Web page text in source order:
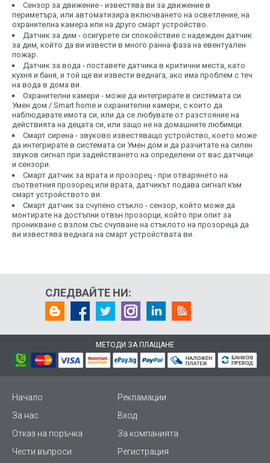
Сензор за движение - известява ви за движение в
периметъра, или автоматизира включването на осветление, на
охранителна камера или на друго смарт устройство.
Датчик за дим - осигурете си спокойствие с надежден датчик
за дим, който да ви извести в много ранна фаза на евентуален
пожар.
Датчик за вода - поставете датчика в критични места, като
кухня и баня, и той ще ви извести веднага, ако има проблем с теч
на вода в дома ви.
Охранителни камери - може да интегрирате в системата си
Умен дом / Smart home и охранителни камери, с които да
наблюдавате имота си, или да се любувате от разстояние на
действията на децата си, или защо не на домашните любимци.
Смарт сирена - звуково известяващо устройство, което може
да интегрирате в системата си Умен дом и да разчитате на силен
звуков сигнал при задействането на определени от вас датчици
и сензори.
Смарт датчик за врата и прозорец - при отварянето на
съответния прозорец или врата, датчикът подава сигнал към
смарт устройството ви.
Смарт датчик за счупено стъкло - сензор, който може да
монтирате на достъпни отвън прозорци, който при опит за
проникване с взлом със счупване на стъклото на прозореца да
ви известява веднага на смарт устройствата ви.
СЛЕДВАЙТЕ НИ:
МЕТОДИ ЗА ПЛАЩАНЕ
Начало
Рекламации
За нас
Вход
Отказ на поръчка
За компанията
Чести въпроси
Регистрация